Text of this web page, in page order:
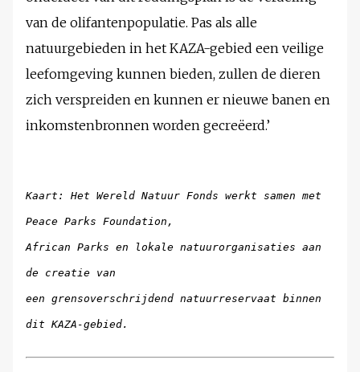
van de olifantenpopulatie. Pas als alle
natuurgebieden in het KAZA-gebied een veilige
leefomgeving kunnen bieden, zullen de dieren
zich verspreiden en kunnen er nieuwe banen en
inkomstenbronnen worden gecreëerd.’
Kaart: Het Wereld Natuur Fonds werkt samen met
Peace Parks Foundation,
African Parks en lokale natuurorganisaties aan
de creatie van
een grensoverschrijdend natuurreservaat binnen
dit KAZA-gebied.